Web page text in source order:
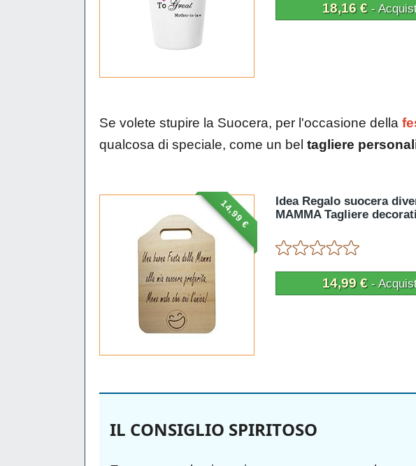
18,16 € -
Se volete stupire la Suocera, per l'occasione della
qualcosa di speciale, come un bel tagliere
14,99 €
Idea Regalo suocera
MAMMA Tagliere
14,99 € -
IL CONSIGLIO SPIRITOSO